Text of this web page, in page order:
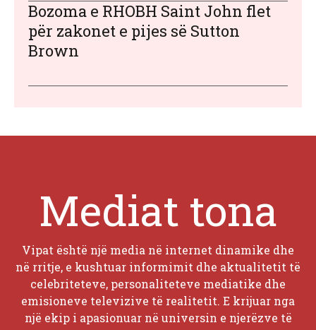
Bozoma e RHOBH Saint John flet
për zakonet e pijes së Sutton
Brown
Mediat tona
Vipat është një media në internet dinamike dhe
në rritje, e kushtuar informimit dhe aktualitetit të
celebriteteve, personaliteteve mediatike dhe
emisioneve televizive të realitetit. E krijuar nga
një ekip i apasionuar në universin e njerëzve të